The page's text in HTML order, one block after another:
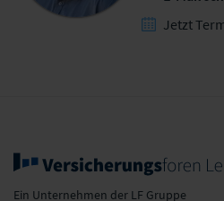
Jetzt
Ein Unternehmen der LF Gruppe